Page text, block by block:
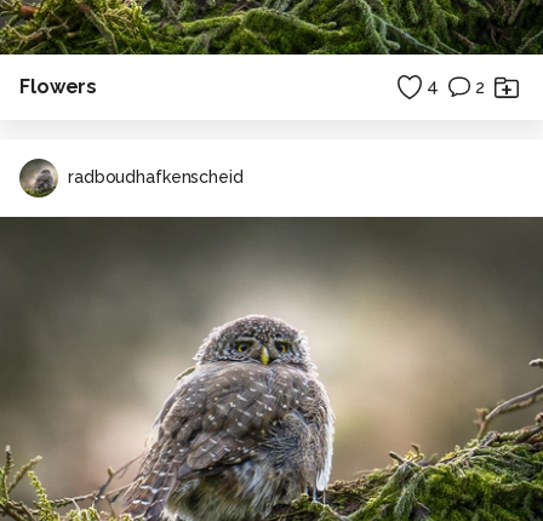
Flowers 4 2
radboudhafkenscheid